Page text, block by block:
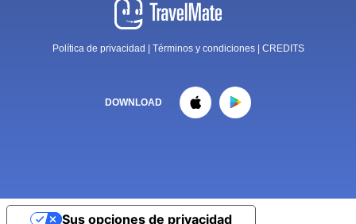
Política de privacidad Términos y condiciones CREDITS
DOWNLOAD
Sus opciones de privacidad